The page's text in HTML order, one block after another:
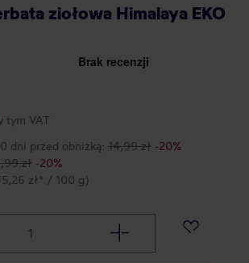
ziołowa Himalaya EKO
tym VAT
dni przed obniżką: 14,99 zł -20%
zł -20%
zł* / 100 g)